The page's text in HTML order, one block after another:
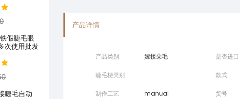
假睫毛眼
次使用批发
睫毛自动
产品详情
产品类别 嫁接朵毛 是否进口
睫毛梗类别 款式
制作工艺 manual 货号